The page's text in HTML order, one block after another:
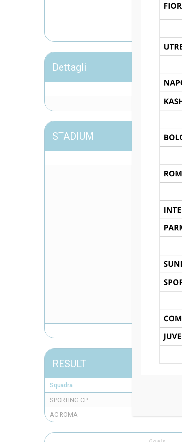
Dettagli
STADIUM
RESULT
Squadra
SPORTING CP
AC ROMA